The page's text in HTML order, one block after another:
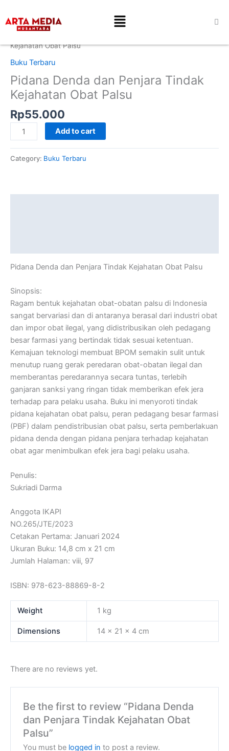
content
Menu
Home/Buku Terbaru
Kejahatan Obat Palsu
Buku Terbaru
Pidana Denda dan Penjara Tindak
Kejahatan Obat Palsu
Rp55.000
Denda
dan
Penjara
Kejahatan
Obat
Palsu
quantity
Add to cart
Category: Buku Terbaru
Pidana Denda dan Penjara Tindak Kejahatan Obat Palsu
Sinopsis:
Ragam bentuk kejahatan obat-obatan palsu di Indonesia
sangat bervariasi dan di antaranya berasal dari industri obat
dan impor obat ilegal, yang didistribusikan oleh pedagang
besar farmasi yang bertindak tidak sesuai ketentuan.
Kemajuan teknologi membuat BPOM semakin sulit untuk
menutup ruang gerak peredaran obat-obatan ilegal dan
memberantas peredarannya secara tuntas, terlebih
ganjaran sanksi yang ringan tidak memberikan efek jera
terhadap para pelaku usaha. Buku ini menyoroti tindak
pidana kejahatan obat palsu, peran pedagang besar farmasi
(PBF) dalam pendistribusian obat palsu, serta pemberlakuan
pidana denda dengan pidana penjara terhadap kejahatan
obat agar menimbulkan efek jera bagi pelaku usaha.
Penulis:
Sukriadi Darma
Anggota IKAPI
NO.265/JTE/2023
Cetakan Pertama: Januari 2024
Ukuran Buku: 14,8 cm x 21 cm
Jumlah Halaman: viii, 97
ISBN: 978-623-88869-8-2
Weight 1 kg
Dimensions 14 × 21 × 4 cm
There are no reviews yet.
Be the first to review “Pidana Denda
dan Penjara Tindak Kejahatan Obat
Palsu”
You must be logged in to post a review.